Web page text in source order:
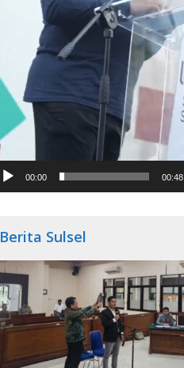
00:00 00:48
Berita Sulsel